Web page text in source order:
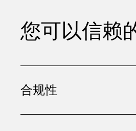
您可以信赖
合规性